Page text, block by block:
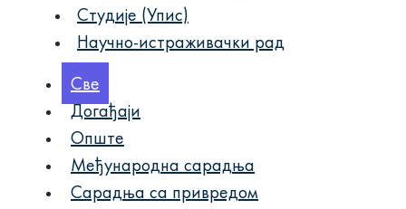
Студије (Упис)
Научно-истраживачки рад
Све
Догађаји
Опште
Међународна сарадња
Сарадња са привредом